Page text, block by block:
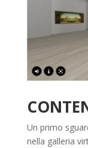
Un primo
nella galleria